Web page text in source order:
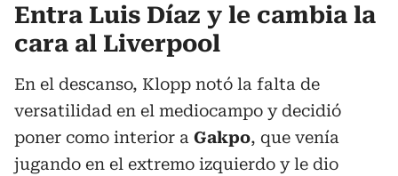
Entra Luis Díaz y le cambia la
cara al Liverpool
En el descanso, Klopp notó la falta de
versatilidad en el mediocampo y decidió
poner como interior a Gakpo, que venía
jugando en el extremo izquierdo y le dio